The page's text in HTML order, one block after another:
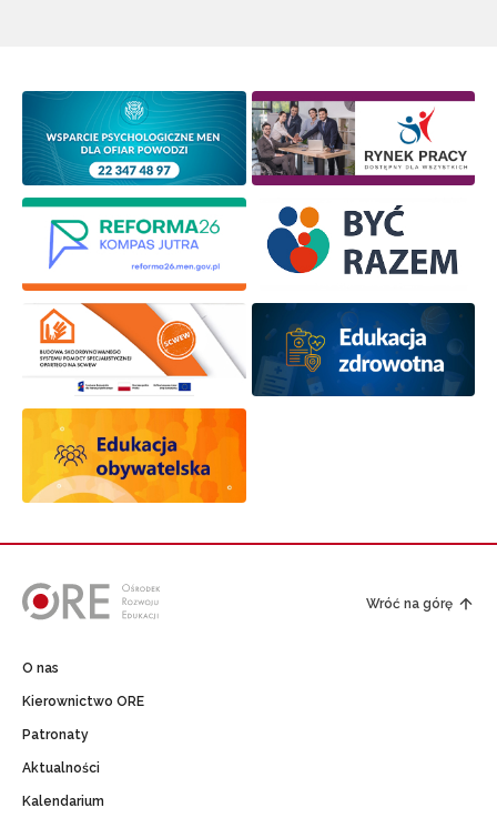
Wróć na górę
O nas
Kierownictwo ORE
Patronaty
Aktualności
Kalendarium